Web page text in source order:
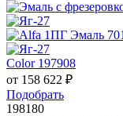
Color 197908
от 158 622 ₽
Подобрать
198180